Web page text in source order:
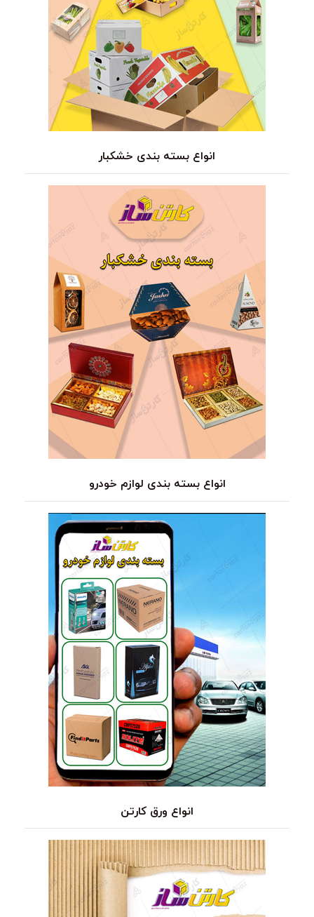
انواع بسته بندی خشکبار
انواع بسته بندی لوازم خودرو
انواع ورق کارتن